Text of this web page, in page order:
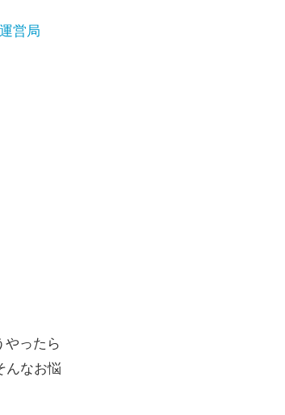
営局
やったら
んなお悩